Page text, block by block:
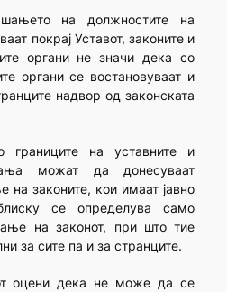
на должностите на
покрај Уставот, законите и
органи не значи дека со
органи се востановуваат и
надвор од законската
границите на уставните и
можат да донесуваат
на законите, кои имаат јавно
се определува само
на законот, при што тие
за сите па и за странците.
оцени дека не може да се